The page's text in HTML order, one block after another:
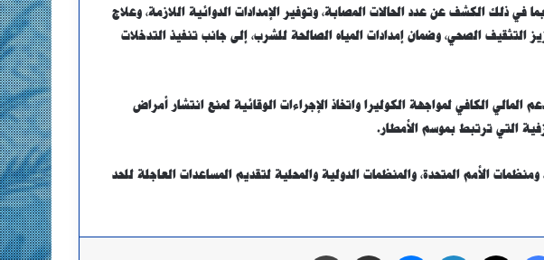
في ذلك الكشف عن عدد الحالات المصابة، وتوفير الإمدادات الدوائية اللازمة، وعلاج
التثقيف الصحي، وضمان إمدادات المياه الصالحة للشرب، إلى جانب تنفيذ التدخلات
المالي الكافي لمواجهة الكوليرا واتخاذ الإجراءات الوقائية لمنع انتشار أمراض
التي ترتبط بموسم الأمطار.
الأمم المتحدة، والمنظمات الدولية والمحلية لتقديم المساعدات العاجلة للحد
فيسبوك لينكدإن ماسنجر مشاركة عبر البريد